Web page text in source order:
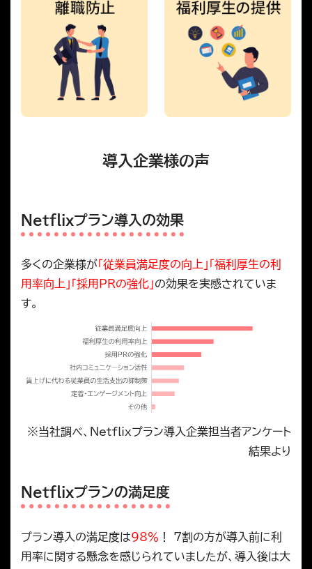
導入企業様の声
Netflixプラン導入の効果
多くの企業様が「従業員満足度の向上」「福利厚生の利
用率向上」「採用PRの強化」の効果を実感されていま
す。
※当社調べ、Netflixプラン導入企業担当者アンケート
結果より
Netflixプランの満足度
プラン導入の満足度は98％ ！ 7割の方が導入前に利
用率に関する懸念を感じられていましたが、導入後は大